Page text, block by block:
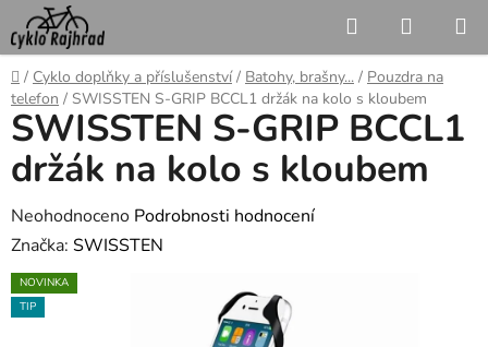
Přejít
na
obsah
Hledat
KOŠÍK
Domů
/ Cyklo doplňky a příslušenství / Batohy, brašny... / Pouzdra na
telefon / SWISSTEN S-GRIP BCCL1 držák na kolo s kloubem
SWISSTEN S-GRIP BCCL1
držák na kolo s kloubem
Průměrné
hodnocení
produktu
je
Neohodnoceno Podrobnosti hodnocení
Značka: SWISSTEN
NOVINKA
TIP